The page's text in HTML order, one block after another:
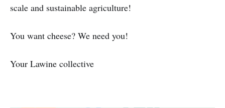
scale and sustainable agriculture!
You want cheese? We need you!
Your Lawine collective